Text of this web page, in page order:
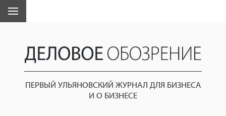
ПЕРВЫЙ УЛЬЯНОВСКИЙ ЖУРНАЛ ДЛЯ БИЗНЕСА
И О БИЗНЕСЕ